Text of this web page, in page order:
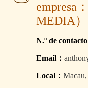
empresa
MEDIA）
N.º de contacto
Email：
Local： Macau,